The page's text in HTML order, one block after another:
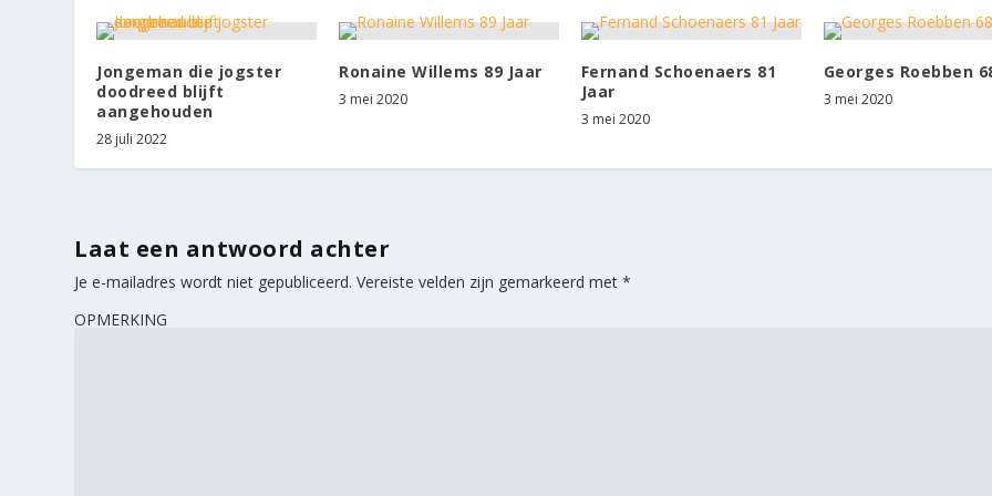
Jongeman die jogster
doodreed blijft
aangehouden
28 juli 2022
Ronaine Willems 89 Jaar
3 mei 2020
Fernand Schoenaers 81
Jaar
3 mei 2020
Georges Roebben
3 mei 2020
Laat een antwoord achter
Je e-mailadres wordt niet gepubliceerd. Vereiste velden zijn gemarkeerd met*
OPMERKING